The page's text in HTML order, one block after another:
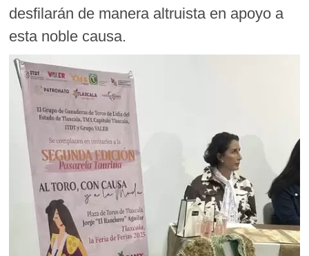
desfilarán de manera altruista en apoyo a
esta noble causa.